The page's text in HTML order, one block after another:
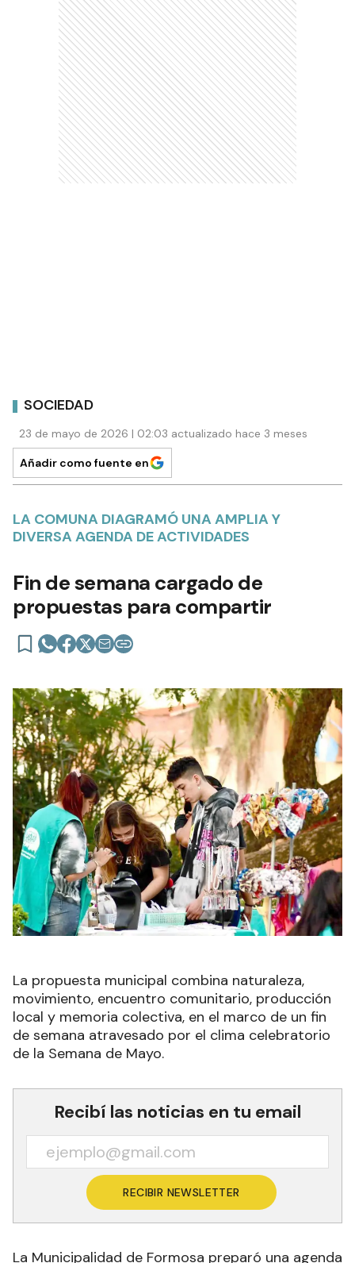
SOCIEDAD
23 de mayo de 2026 | 02:03 actualizado hace 3 meses
Añadir como fuente en
LA COMUNA DIAGRAMÓ UNA AMPLIA Y
DIVERSA AGENDA DE ACTIVIDADES
Fin de semana cargado de
propuestas para compartir
La propuesta municipal combina naturaleza,
movimiento, encuentro comunitario, producción
local y memoria colectiva, en el marco de un fin
de semana atravesado por el clima celebratorio
de la Semana de Mayo.
Recibí las noticias en tu email
RECIBIR NEWSLETTER
La Municipalidad de Formosa preparó una agenda